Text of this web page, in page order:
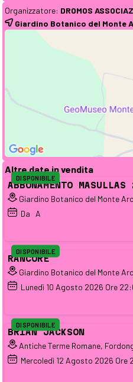
Organizzatore: DROMOS
Giardino Botanico del Monte
Altre date in vendita
ABBONAMENTO
Giardino Botanico del Monte
Da A
DISPONIBILE
RANCORE
Giardino Botanico del Monte
Lunedì 10 Agosto 2026 Ore
DISPONIBILE
BRIAN JACKSON
Antiche Terme Romane,
Mercoledì 12 Agosto 2026 Ore
DISPONIBILE